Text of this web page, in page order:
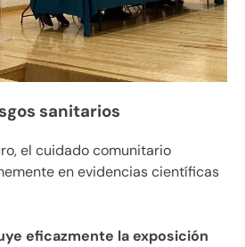
sanitarios
el cuidado comunitario
en evidencias científicas
eficazmente la exposición